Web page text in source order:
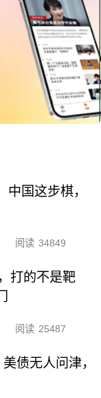
中国这步棋，
阅读 34849
打的不是靶
阅读 25487
债无人问津，